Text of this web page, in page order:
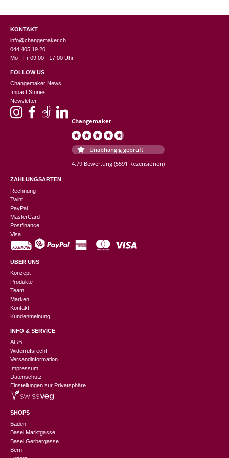
KONTAKT
info@changemaker.ch
044 405 19 20
Mo - Fr 09:00 - 17:00 Uhr
FOLLOW US
Changemaker News
Impact Stories
Newsletter
Changemaker
Unabhängig geprüft
4.79 Bewertung (5591 Rezensionen)
ZAHLUNGSARTEN
Rechnung
Twint
PayPal
MasterCard
Postfinance
Visa
ÜBER UNS
Konzept
Produkte
Team
Marken
Kontakt
Kundenmeinung
INFO & SERVICE
AGB
Widerrufsrecht
Versandinformation
Impressum
Datenschutz
Einstellungen zur Privatsphäre
SHOPS
Baden
Basel Marktgasse
Basel Gerbergasse
Bern